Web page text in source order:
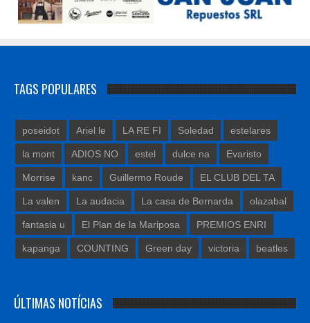
TAGS POPULARES
poseidot Ariel le LA RE FI Soledad estelares
la mont ADIOS NO estel dulce na Evaristo
Morrise kanc Guillermo Roude EL CLUB DEL TA
La valen La audacia La casa de Bernarda olazabal
fantasia u El Plan de la Mariposa PREMIOS ENRI
kapanga COUNTING Green day victoria beatles
ÚLTIMAS NOTÍCIAS